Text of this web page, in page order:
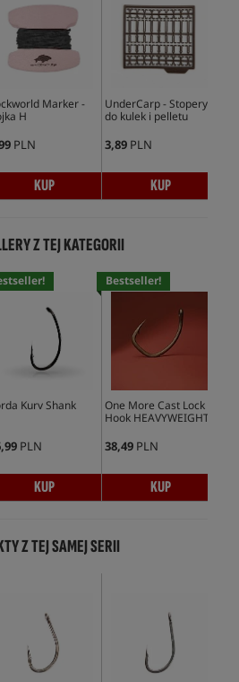
Marker -
H
PLN
KUP
UnderCarp - Stopery
do kulek i pelletu
3,89 PLN
KUP
Z TEJ KATEGORII
Kurv Shank
PLN
KUP
Bestseller!
One More Cast Lock
Hook HEAVYWEIGHT
38,49 PLN
KUP
Z TEJ SAMEJ SERII